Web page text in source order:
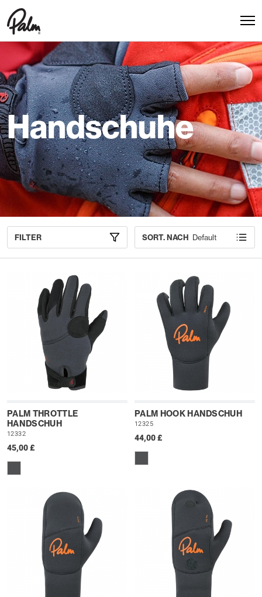
Handschuhe
FILTER SORT. NACH Default
PALM THROTTLE
HANDSCHUH
12332
45,00 £
PALM HOOK HANDSCHUH
12325
44,00 £